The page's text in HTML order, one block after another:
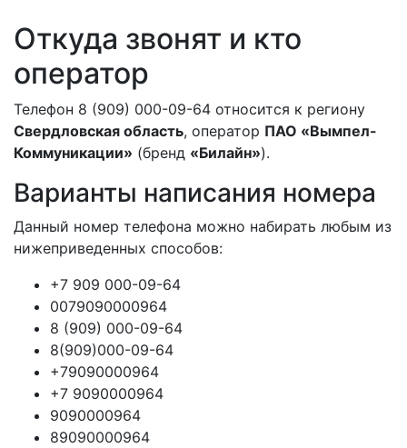
Откуда звонят и кто
оператор
Телефон 8 (909) 000-09-64 относится к региону
Свердловская область, оператор ПАО «Вымпел-
Коммуникации» (бренд «Билайн»).
Варианты написания номера
Данный номер телефона можно набирать любым из
нижеприведенных способов:
+7 909 000-09-64
0079090000964
8 (909) 000-09-64
8(909)000-09-64
+79090000964
+7 9090000964
9090000964
89090000964